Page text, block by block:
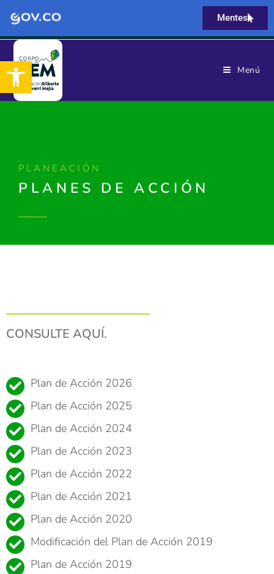
Abrir barra de herramientas
Mentes
Menú
PLANEACIÓN
PLANES DE ACCIÓN
CONSULTE AQUÍ.
Plan de Acción 2026
Plan de Acción 2025
Plan de Acción 2024
Plan de Acción 2023
Plan de Acción 2022
Plan de Acción 2021
Plan de Acción 2020
Modificación del Plan de Acción 2019
Plan de Acción 2019